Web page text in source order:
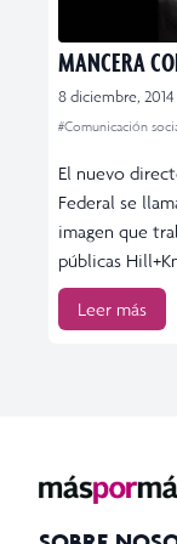
MANCERA
8 diciembre, 2014
#Comunicación
El nuevo
Federal se
imagen que
públicas
Leer más